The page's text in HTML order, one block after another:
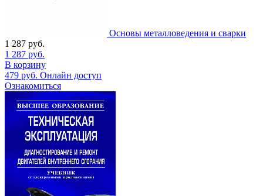
Основы металловедения и сварки
1 287 руб.
1 287 руб.
В корзину
479 руб. Онлайн доступ
Ознакомиться